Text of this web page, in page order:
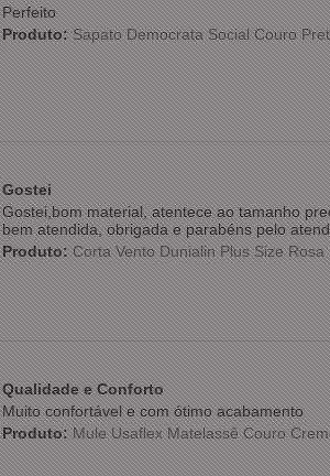
Perfeito
Produto:Sapato Democrata Social Couro
Gostei
Gostei,bom material, atentece ao tamanho
bem atendida, obrigada e parabéns pelo
Produto:Corta Vento Dunialin Plus Size Rosa
Qualidade e Conforto
Muito confortável e com ótimo acabamento
Produto:Mule Usaflex Matelassê Couro